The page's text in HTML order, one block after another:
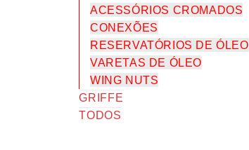
ACESSÓRIOS CROMADOS
CONEXÕES
RESERVATÓRIOS DE ÓLEO
VARETAS DE ÓLEO
WING NUTS
GRIFFE
TODOS